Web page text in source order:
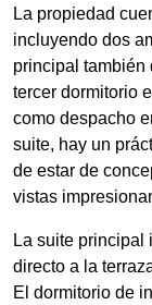
La propiedad
incluyendo dos
principal también
tercer dormitorio
como despacho
suite, hay un
de estar de
vistas
La suite principal
directo a la
El dormitorio de